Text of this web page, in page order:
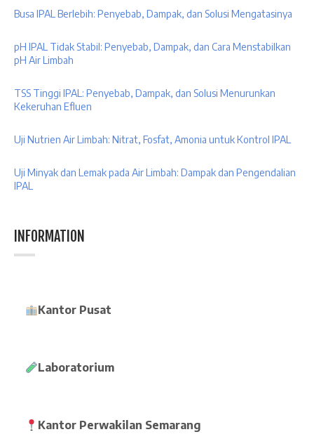
Busa IPAL Berlebih: Penyebab, Dampak, dan Solusi Mengatasinya
pH IPAL Tidak Stabil: Penyebab, Dampak, dan Cara Menstabilkan
pH Air Limbah
TSS Tinggi IPAL: Penyebab, Dampak, dan Solusi Menurunkan
Kekeruhan Efluen
Uji Nutrien Air Limbah: Nitrat, Fosfat, Amonia untuk Kontrol IPAL
Uji Minyak dan Lemak pada Air Limbah: Dampak dan Pengendalian
IPAL
INFORMATION
Kantor Pusat
Laboratorium
Kantor Perwakilan Semarang